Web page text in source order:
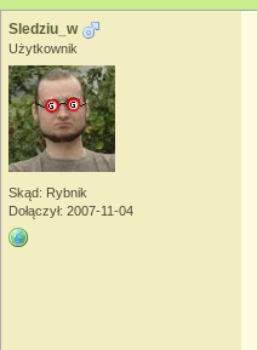
Sledziu_w
Użytkownik
Skąd: Rybnik
Dołączył: 2007-11-04